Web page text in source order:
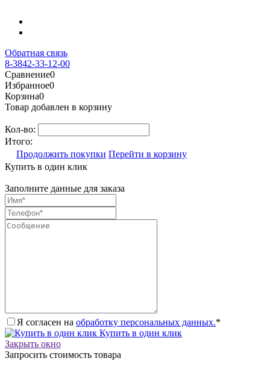
Обратная связь
8-3842-33-12-00
Сравнение0
Избранное0
Корзина0
Товар добавлен в корзину
Кол-во:
Итого:
Продолжить покупки Перейти в корзину
Купить в один клик
Заполните данные для заказа
Я согласен на обработку персональных данных.*
Купить в один клик
Закрыть окно
Запросить стоимость товара